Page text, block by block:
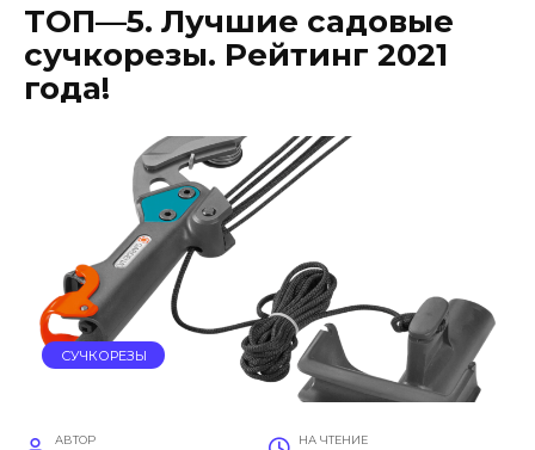
ТОП—5. Лучшие садовые
сучкорезы. Рейтинг 2021
года!
СУЧКОРЕЗЫ
АВТОР НА ЧТЕНИЕ